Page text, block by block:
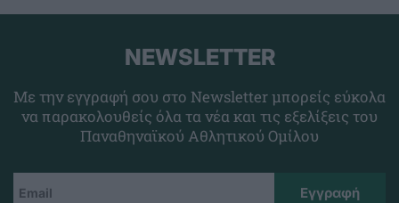
NEWSLETTER
Με την εγγραφή σου στο Newsletter μπορείς εύκολα
να παρακολουθείς όλα τα νέα και τις εξελίξεις του
Παναθηναϊκού Αθλητικού Ομίλου